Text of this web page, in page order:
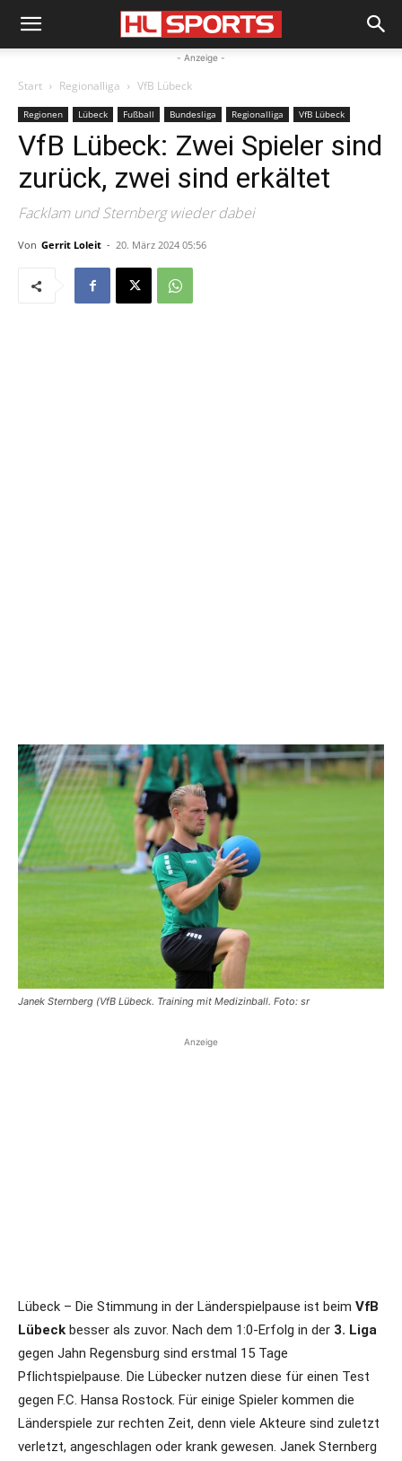
- Anzeige -
Start Regionalliga VfB Lübeck
Regionen Lübeck Fußball Bundesliga Regionalliga VfB Lübeck
VfB Lübeck: Zwei Spieler sind
zurück, zwei sind erkältet
Facklam und Sternberg wieder dabei
Von Gerrit Loleit - 20. März 2024 05:56
Janek Sternberg (VfB Lübeck. Training mit Medizinball. Foto: sr
Anzeige
Lübeck – Die Stimmung in der Länderspielpause ist beim VfB
Lübeck besser als zuvor. Nach dem 1:0-Erfolg in der 3. Liga
gegen Jahn Regensburg sind erstmal 15 Tage
Pflichtspielpause. Die Lübecker nutzen diese für einen Test
gegen F.C. Hansa Rostock. Für einige Spieler kommen die
Länderspiele zur rechten Zeit, denn viele Akteure sind zuletzt
verletzt, angeschlagen oder krank gewesen. Janek Sternberg